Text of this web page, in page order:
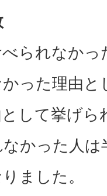
られなかっ
かった理由
として挙げ
かった人
ました。